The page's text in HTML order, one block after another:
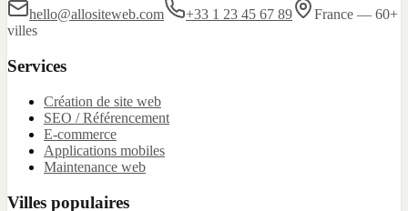
hello@allositeweb.com +33 1 23 45 67 89
France — 60+
villes
Services
Création de site web
SEO / Référencement
E-commerce
Applications mobiles
Maintenance web
Villes populaires